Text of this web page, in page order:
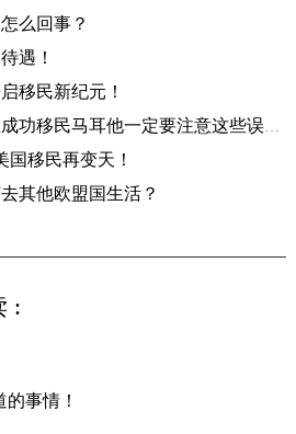
么回事？
遇！
移民新纪元！
功移民马耳他一定要注意这些误
国移民再变天！
其他欧盟国生活？
:
事情！